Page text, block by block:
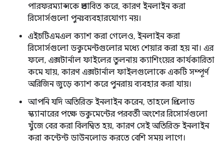
পারফরম্যান্সকে প্রভাবিত করে, কারণ ইনলাইন করা
রিসোর্সগুলো পুনঃব্যবহারযোগ্য নয়।
এইচটিএমএল ক্যাশ করা গেলেও, ইনলাইন করা
রিসোর্সগুলো ডকুমেন্টগুলোর মধ্যে শেয়ার করা হয় না। এর
ফলে, এক্সটার্নাল ফাইলের তুলনায় ক্যাশিংয়ের কার্যকারিতা
কমে যায়, কারণ এক্সটার্নাল ফাইলগুলোকে একটি সম্পূর্ণ
অরিজিন জুড়ে ক্যাশ করে পুনরায় ব্যবহার করা যায়।
আপনি যদি অতিরিক্ত ইনলাইন করেন, তাহলে প্রি-লোড
স্ক্যানারের পক্ষে ডকুমেন্টের পরবর্তী অংশের রিসোর্সগুলো
খুঁজে বের করা বিলম্বিত হয়, কারণ সেই অতিরিক্ত ইনলাইন
করা কন্টেন্ট ডাউনলোড করতে বেশি সময় লাগে।